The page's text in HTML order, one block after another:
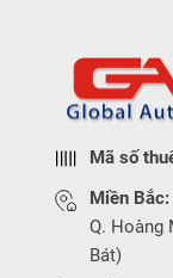
Mã số
Miền Bắc:
Q. Hoàng
Bát)